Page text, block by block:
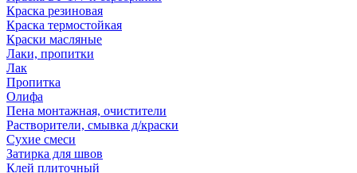
Краска резиновая
Краска термостойкая
Краски масляные
Лаки, пропитки
Лак
Пропитка
Олифа
Пена монтажная, очистители
Растворители, смывка д/краски
Сухие смеси
Затирка для швов
Клей плиточный